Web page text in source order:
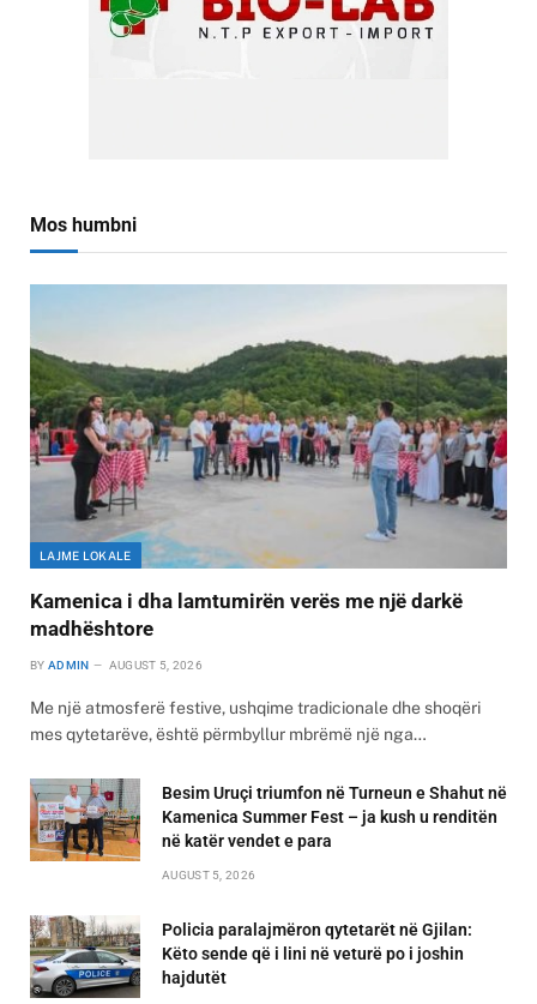
Mos humbni
LAJME LOKALE
Kamenica i dha lamtumirën verës me një darkë
madhështore
BY ADMIN AUGUST 5, 2026
Me një atmosferë festive, ushqime tradicionale dhe shoqëri
mes qytetarëve, është përmbyllur mbrëmë një nga…
Besim Uruçi triumfon në Turneun e Shahut në
Kamenica Summer Fest – ja kush u renditën
në katër vendet e para
AUGUST 5, 2026
Policia paralajmëron qytetarët në Gjilan:
Këto sende që i lini në veturë po i joshin
hajdutët